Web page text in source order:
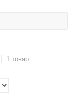
1 товар